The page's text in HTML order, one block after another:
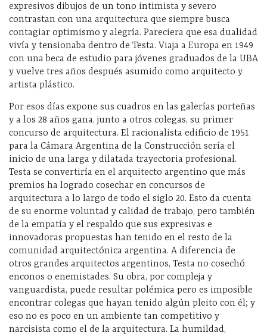
expresivos dibujos de un tono intimista y severo
contrastan con una arquitectura que siempre busca
contagiar optimismo y alegría. Pareciera que esa dualidad
vivía y tensionaba dentro de Testa. Viaja a Europa en 1949
con una beca de estudio para jóvenes graduados de la UBA
y vuelve tres años después asumido como arquitecto y
artista plástico.
Por esos días expone sus cuadros en las galerías porteñas
y a los 28 años gana, junto a otros colegas, su primer
concurso de arquitectura. El racionalista edificio de 1951
para la Cámara Argentina de la Construcción sería el
inicio de una larga y dilatada trayectoria profesional.
Testa se convertiría en el arquitecto argentino que más
premios ha logrado cosechar en concursos de
arquitectura a lo largo de todo el siglo 20. Esto da cuenta
de su enorme voluntad y calidad de trabajo, pero también
de la empatía y el respaldo que sus expresivas e
innovadoras propuestas han tenido en el resto de la
comunidad arquitectónica argentina. A diferencia de
otros grandes arquitectos argentinos, Testa no cosechó
enconos o enemistades. Su obra, por compleja y
vanguardista, puede resultar polémica pero es imposible
encontrar colegas que hayan tenido algún pleito con él; y
eso no es poco en un ambiente tan competitivo y
narcisista como el de la arquitectura. La humildad,